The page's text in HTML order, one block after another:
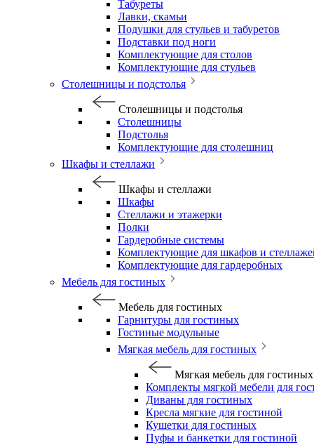
Табуреты
Лавки, скамьи
Подушки для стульев и табуретов
Подставки под ноги
Комплектующие для столов
Комплектующие для стульев
Столешницы и подстолья
Столешницы и подстолья
Столешницы
Подстолья
Комплектующие для столешниц
Шкафы и стеллажи
Шкафы и стеллажи
Шкафы
Стеллажи и этажерки
Полки
Гардеробные системы
Комплектующие для шкафов и
Комплектующие для гардеробных
Мебель для гостиных
Мебель для гостиных
Гарнитуры для гостиных
Гостиные модульные
Мягкая мебель для гостиных
Мягкая мебель для гостиных
Комплекты мягкой мебели для
Диваны для гостиных
Кресла мягкие для гостиной
Кушетки для гостиных
Пуфы и банкетки для гостиной